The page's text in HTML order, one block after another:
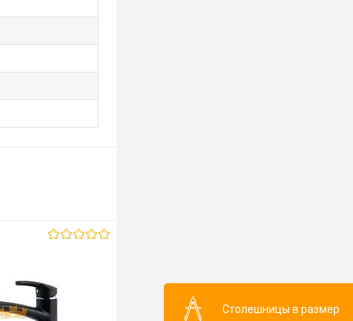
Столешницы в размер